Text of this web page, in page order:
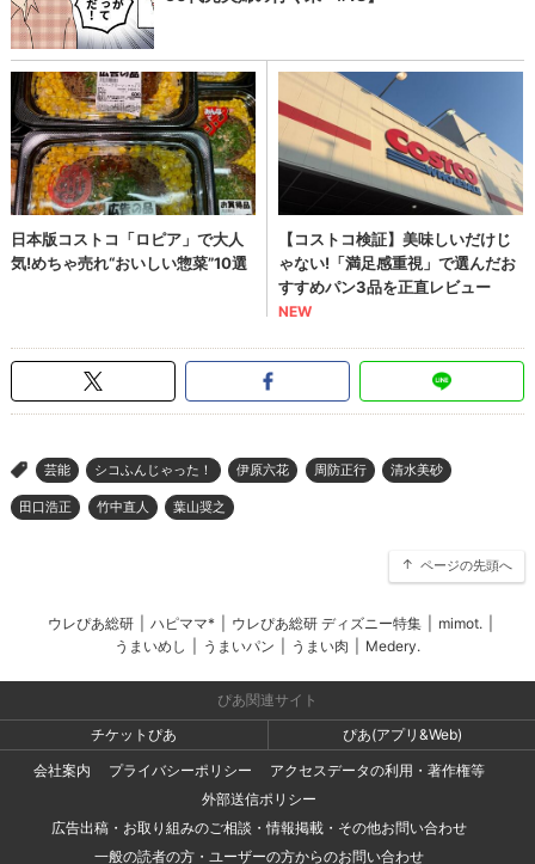
> 芸能 シコふんじゃった！ 伊原六花 周防正行 清水美砂
田口浩正 竹中直人 葉山奨之
ページの先頭へ
ウレぴあ総研 ハピママ* ウレぴあ総研 ディズニー特集 mimot.
うまいめし
うまいパン うまい肉 Medery.
ぴあ関連サイト
チケットぴあ
ぴあ(アプリ&Web)
会社案内
プライバシーポリシー
アクセスデータの利用・著作権等
外部送信ポリシー
広告出稿・お取り組みのご相談・情報掲載・その他お問い合わせ
一般の読者の方・ユーザーの方からのお問い合わせ